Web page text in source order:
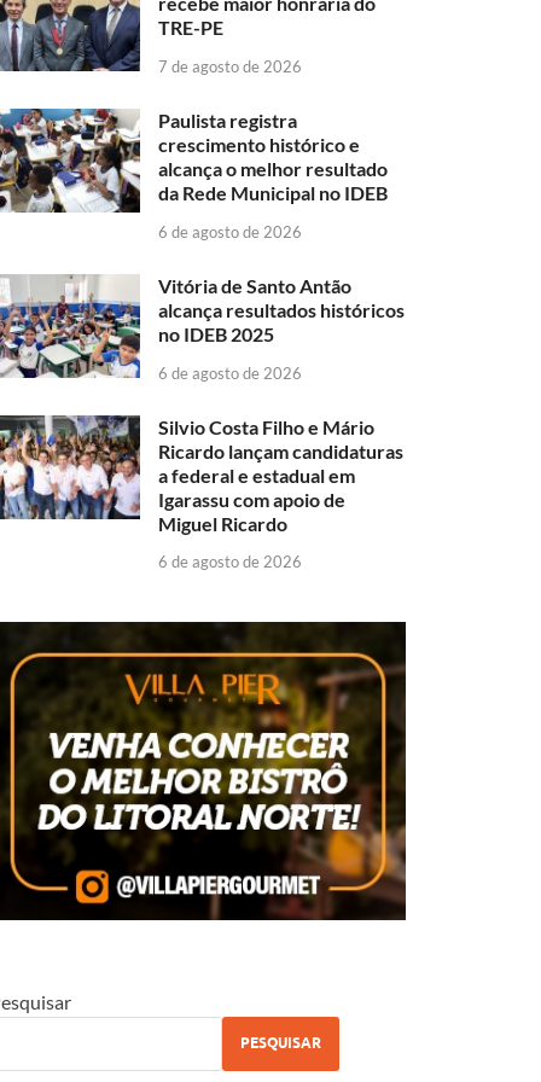
TRE-PE
7 de agosto de 2026
Paulista registra
crescimento histórico e
alcança o melhor resultado
da Rede Municipal no IDEB
6 de agosto de 2026
Vitória de Santo Antão
alcança resultados históricos
no IDEB 2025
6 de agosto de 2026
Silvio Costa Filho e Mário
Ricardo lançam candidaturas
a federal e estadual em
Igarassu com apoio de
Miguel Ricardo
6 de agosto de 2026
PESQUISAR